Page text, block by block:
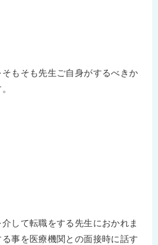
もそも先生ご自身がするべきか
して転職をする先生におかれま
事を医療機関との面接時に話す